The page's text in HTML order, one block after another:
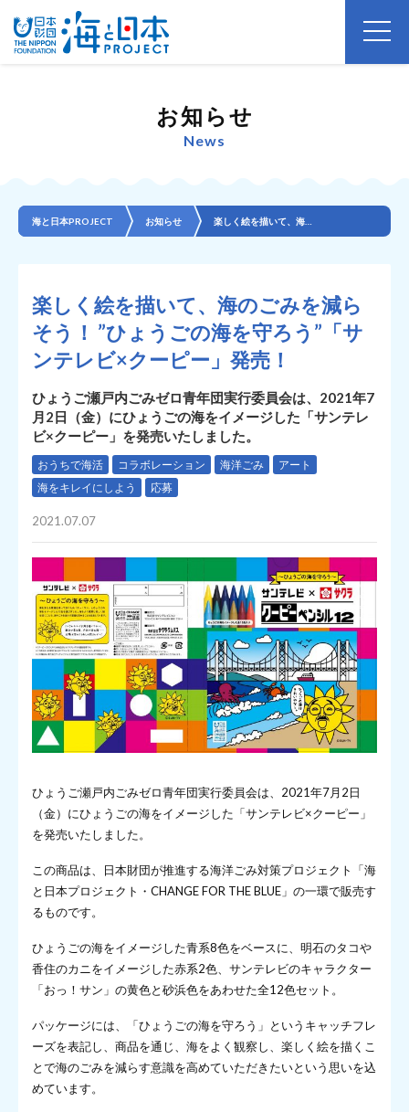
お知らせ
News
海と日本PROJECT お知らせ
楽しく絵を描いて、海のごみを減ら
そう！ ”ひょうごの海を守ろう”「サ
ンテレビ×クーピー」発売！
ひょうご瀬戸内ごみゼロ青年団実行委員会は、2021年7
月2日（金）にひょうごの海をイメージした「サンテレ
ビ×クーピー」を発売いたしました。
おうちで海活 コラボレーション 海洋ごみ
アート
海をキレイにしよう
応募
2021.07.07
ひょうご瀬戸内ごみゼロ青年団実行委員会は、2021年7月2日
（金）にひょうごの海をイメージした「サンテレビ×クーピー」
を発売いたしました。
この商品は、日本財団が推進する海洋ごみ対策プロジェクト「海
と日本プロジェクト・CHANGE FOR THE BLUE」の一環で販売す
るものです。
ひょうごの海をイメージした青系8色をベースに、明石のタコや
香住のカニをイメージした赤系2色、サンテレビのキャラクター
「おっ！サン」の黄色と砂浜色をあわせた全12色セット。
パッケージには、「ひょうごの海を守ろう」というキャッチフレ
ーズを表記し、商品を通じ、海をよく観察し、楽しく絵を描くこ
とで海のごみを減らす意識を高めていただきたいという思いを込
めています。